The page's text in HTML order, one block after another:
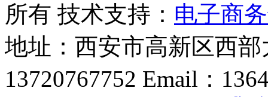
所有 技术支持： 电子商
地址：西安市高新区西
13720767752 Email：